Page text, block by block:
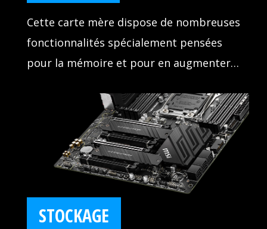
Cette carte mère dispose de nombreuses
fonctionnalités spécialement pensées
pour la mémoire et pour en augmenter
la stabilité. Vous n'aurez pas à vous
soucier d'un risque de crash grâce à
DDR4 Boost.
STOCKAGE